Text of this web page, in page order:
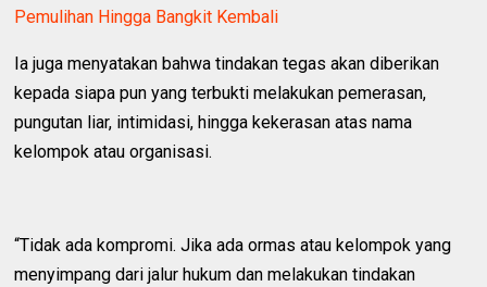
Pemulihan Hingga Bangkit Kembali
Ia juga menyatakan bahwa tindakan tegas akan diberikan
kepada siapa pun yang terbukti melakukan pemerasan,
pungutan liar, intimidasi, hingga kekerasan atas nama
kelompok atau organisasi.
“Tidak ada kompromi. Jika ada ormas atau kelompok yang
menyimpang dari jalur hukum dan melakukan tindakan